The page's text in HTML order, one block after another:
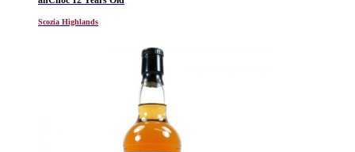
Scozia Highlands